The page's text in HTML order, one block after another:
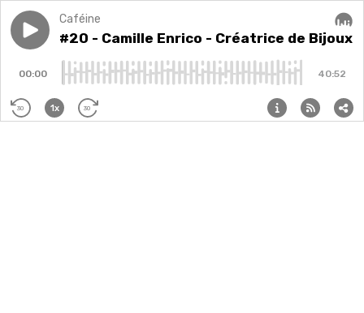
Play episode#20 - Camille Enrico - Créatrice de Bijoux
Caféine
#20 - Camille Enrico - Créatrice de Bijoux
00:00 40:52
30 1x 30